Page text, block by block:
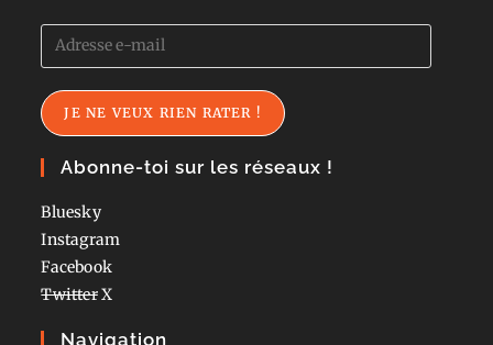
Adresse
e-
mail
JE NE VEUX RIEN RATER !
Abonne-toi sur les réseaux !
Bluesky
Instagram
Facebook
TwitterX
Navigation